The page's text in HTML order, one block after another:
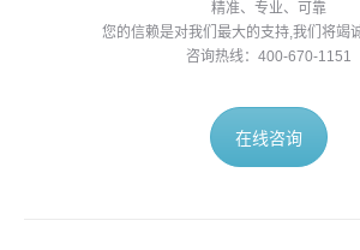
精准、专业、可靠
您的信赖是对我们最大的支持,我们将竭
咨询热线：400-670-1151
在线咨询